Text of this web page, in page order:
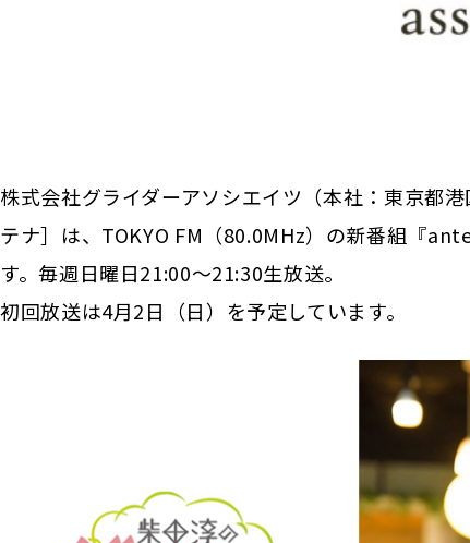
株式会社グライダーアソシエイツ（本社：東京都
テナ］は、TOKYO FM（80.0MHz）の新番組『
す。毎週日曜日21:00〜21:30生放送。
初回放送は4月2日（日）を予定しています。